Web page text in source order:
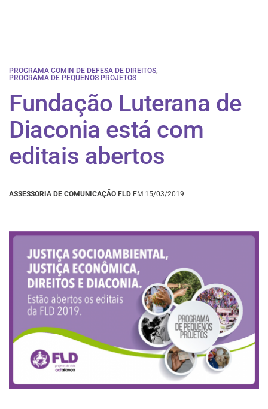
PROGRAMA COMIN DE DEFESA DE DIREITOS
PROGRAMA DE PEQUENOS PROJETOS
Fundação Luterana de
Diaconia está com
editais abertos
ASSESSORIA DE COMUNICAÇÃO FLD EM 15/03/2019